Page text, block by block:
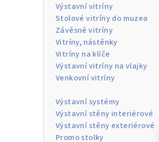
Výstavní vitríny
Stolové vitríny do muzea
Závěsné vitríny
Vitríny, nástěnky
Vitríny na klíče
Výstavní vitríny na vlajky
Venkovní vitríny
Výstavní systémy
Výstavní stěny interiérové
Výstavní stěny exteriérové
Promo stolky